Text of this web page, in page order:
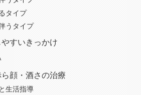
タイプ
うタイプ
すいきっかけ
顔・酒さの治療
生活指導